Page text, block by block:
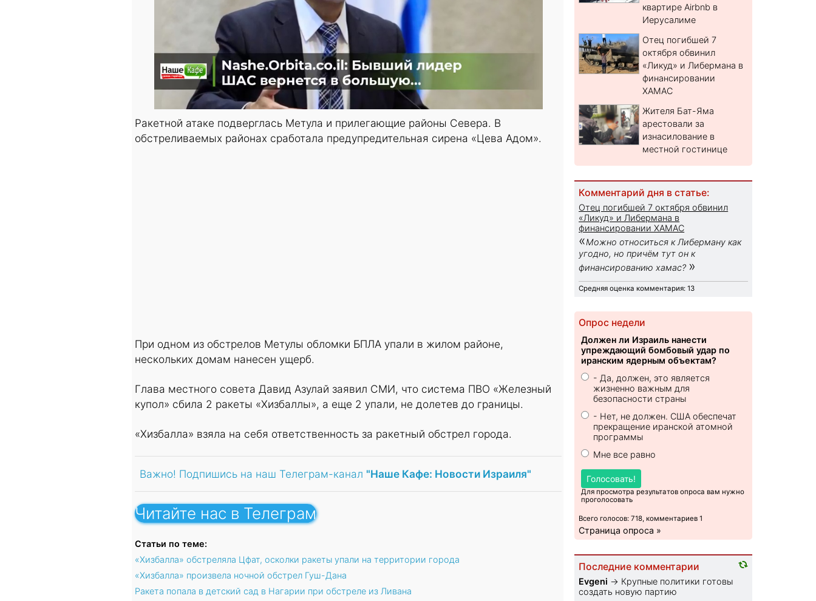
Ракетной атаке подверглась Метула и прилегающие районы Севера. В
обстреливаемых районах сработала предупредительная сирена «Цева Адом».
При одном из обстрелов Метулы обломки БПЛА упали в жилом районе,
нескольких домам нанесен ущерб.
Глава местного совета Давид Азулай заявил СМИ, что система ПВО «Железный
купол» сбила 2 ракеты «Хизбаллы», а еще 2 упали, не долетев до границы.
«Хизбалла» взяла на себя ответственность за ракетный обстрел города.
Важно! Подпишись на наш Телеграм-канал "Наше Кафе: Новости Израиля"
Читайте нас в Телеграм
Статьи по теме:
«Хизбалла» обстреляла Цфат, осколки ракеты упали на территории города
«Хизбалла» произвела ночной обстрел Гуш-Дана
Ракета попала в детский сад в Нагарии при обстреле из Ливана
квартире Airbnb в
Иерусалиме
Отец погибшей 7
октября обвинил
«Ликуд» и Либермана в
финансировании
ХАМАС
Жителя Бат-Яма
арестовали за
изнасилование в
местной гостинице
Комментарий дня в статье:
Отец погибшей 7 октября обвинил
«Ликуд» и Либермана в
финансировании ХАМАС
«Можно относиться к Либерману как
угодно, но причём тут он к
финансированию хамас? »
Средняя оценка комментария: 13
Опрос недели
Должен ли Израиль нанести
упреждающий бомбовый удар по
иранским ядерным объектам?
- Да, должен, это является
жизненно важным для
безопасности страны
- Нет, не должен. США обеспечат
прекращение иранской атомной
программы
Мне все равно
Голосовать!
Для просмотра результатов опроса вам нужно
проголосовать
Всего голосов: 718, комментариев 1
Страница опроса »
Последние комментарии
Evgeni → Крупные политики готовы
создать новую партию